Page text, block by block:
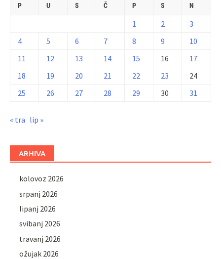
P U S Č P S N
1 2
3
4
5 6 7 8 9
10
11
12 13 14 15 16
17
18
19 20 21 22 23
24
25
26 27 28 29 30 31
« tra lip »
ARHIVA
kolovoz 2026
srpanj 2026
lipanj 2026
svibanj 2026
travanj 2026
ožujak 2026